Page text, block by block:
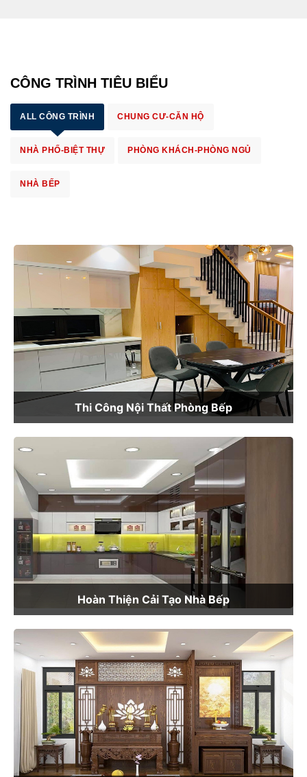
CÔNG TRÌNH TIÊU BIỂU
ALL CÔNG TRÌNH CHUNG CƯ-CĂN HỘ
NHÀ PHỐ-BIỆT THỰ PHÒNG KHÁCH-PHÒNG NGỦ
NHÀ BẾP
Thi Công Nội Thất Phòng Bếp
Hoàn Thiện Cải Tạo Nhà Bếp